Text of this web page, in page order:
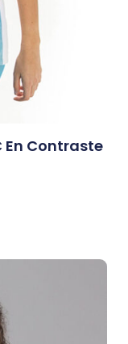
Contraste